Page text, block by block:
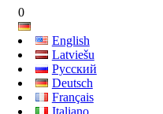
0
English
Latviešu
Русский
Deutsch
Français
Italiano